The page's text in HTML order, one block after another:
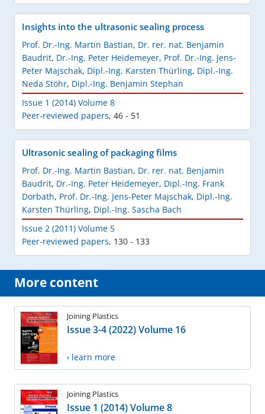
Insights into the ultrasonic sealing process
Prof. Dr.-Ing. Martin Bastian, Dr. rer. nat. Benjamin
Baudrit, Dr.-Ing. Peter Heidemeyer, Prof. Dr.-Ing. Jens-
Peter Majschak, Dipl.-Ing. Karsten Thürling, Dipl.-Ing.
Neda Stöhr, Dipl.-Ing. Benjamin Stephan
Issue 1 (2014) Volume 8
Peer-reviewed papers, 46 - 51
Ultrasonic sealing of packaging films
Prof. Dr.-Ing. Martin Bastian, Dr. rer. nat. Benjamin
Baudrit, Dr.-Ing. Peter Heidemeyer, Dipl.-Ing. Frank
Dorbath, Prof. Dr.-Ing. Jens-Peter Majschak, Dipl.-Ing.
Karsten Thürling, Dipl.-Ing. Sascha Bach
Issue 2 (2011) Volume 5
Peer-reviewed papers, 130 - 133
More content
Joining Plastics
Issue 3-4 (2022) Volume 16
› learn more
Joining Plastics
Issue 1 (2014) Volume 8